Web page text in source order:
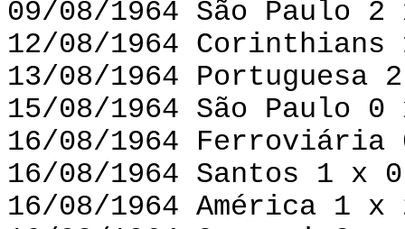
09/08/1964 São Paulo
12/08/1964 Corinthians
13/08/1964 Portuguesa
15/08/1964 São Paulo
16/08/1964 Ferroviária
16/08/1964 Santos 1 x
16/08/1964 América 1 x